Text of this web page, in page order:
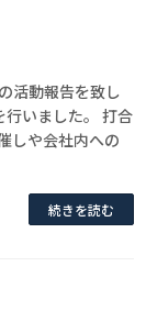
活動報告を致し
行いました。 打合
しや会社内への
続きを読む